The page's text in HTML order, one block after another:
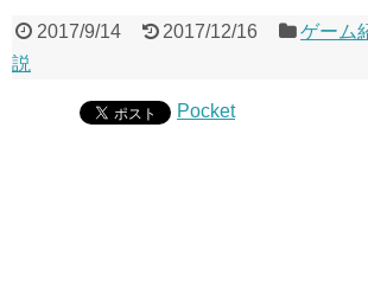
2017/9/14 2017/12/16
ゲーム
説
Pocket